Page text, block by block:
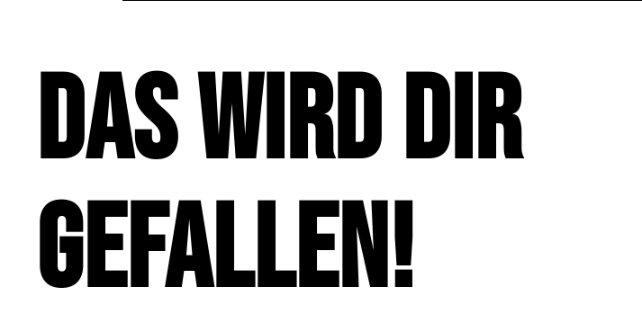
Das wird dir
gefallen!